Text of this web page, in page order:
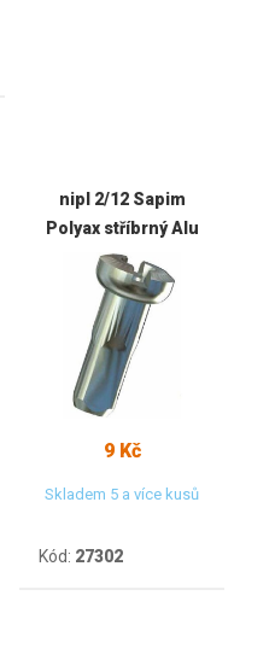
nipl 2/12 Sapim
Polyax stříbrný Alu
9 Kč
Skladem 5 a více kusů
Kód: 27302